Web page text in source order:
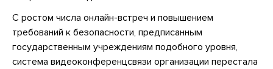
С ростом числа онлайн-встреч и повышением
требований к безопасности, предписанным
государственным учреждениям подобного уровня,
система видеоконференцсвязи организации перестала